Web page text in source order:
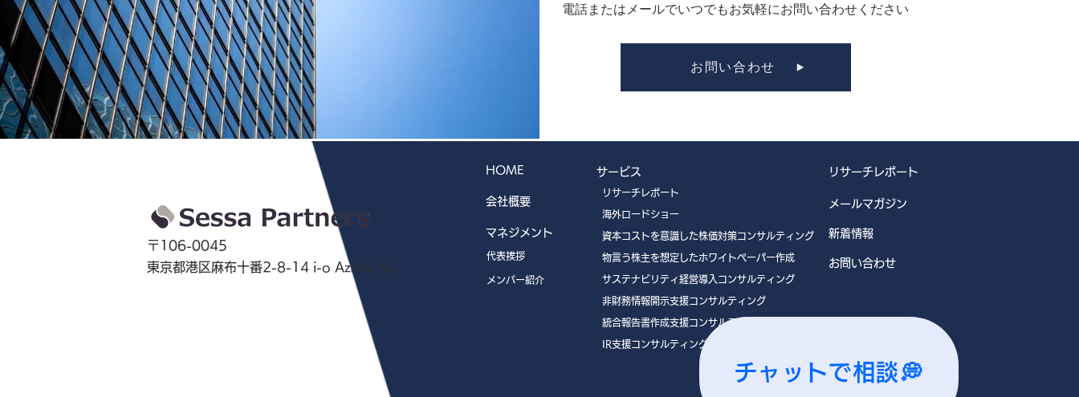
電話またはメールでいつでもお気軽にお問い合わせください
お問い合わせ
チャットで相談💭
〒106-0045
東京都港区麻布十番2-8-14 i-o Azabu 5a
HOME
会社概要
マネジメント
代表挨拶
メンバー紹介
サービス
リサーチレポート
海外ロードショー
資本コストを意識した株価対策コンサルティング
物言う株主を想定したホワイトペーパー作成
サステナビリティ経営導入コンサルティング
非財務情報開示支援コンサルティング
統合報告書作成支援コンサルティング
IR支援コンサルティング
リサーチレポート
メールマガジン
新着情報
お問い合わせ